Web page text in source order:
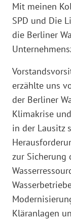
Mit meinen
SPD und Die
die Berliner
erzählte uns
der Berliner
Klimakrise
in der Lausitz
zur Sicherung
Kläranlagen